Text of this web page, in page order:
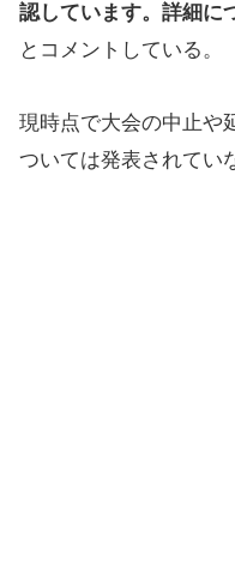
認しています。詳細に
とコメントしている。
現時点で大会の中止や
ついては発表されてい